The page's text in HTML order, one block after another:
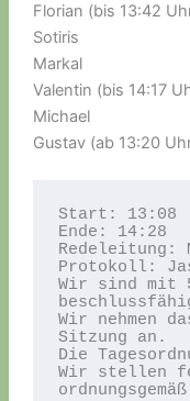
Florian (bis 13:42
Sotiris
Markal
Valentin (bis 14:17
Michael
Gustav (ab 13:20
Start: 13:08
Ende: 14:28
Redeleitung:
Protokoll:
Wir sind mit
Wir nehmen
Sitzung an.
Die
Wir stellen